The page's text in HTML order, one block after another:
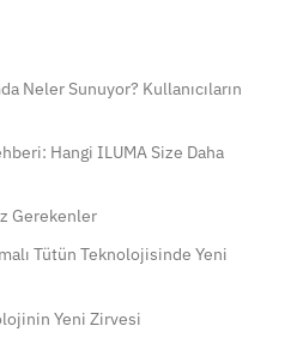
Neler Sunuyor? Kullanıcıların
Hangi ILUMA Size Daha
Gerekenler
Tütün Teknolojisinde Yeni
Yeni Zirvesi